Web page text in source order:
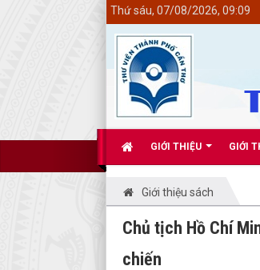
GIỚI THIỆU GIỚI
Thứ sáu, 07/08/2026, 09:09
Giới thiệu sách
Chủ tịch Hồ Chí
chiến